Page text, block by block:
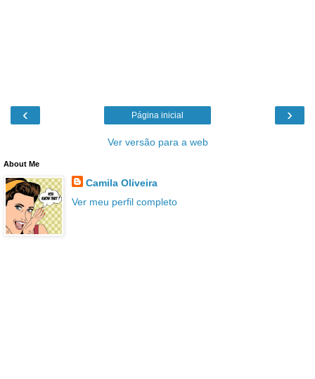
‹ ›
Página inicial
Ver versão para a web
About Me
Camila Oliveira
Ver meu perfil completo